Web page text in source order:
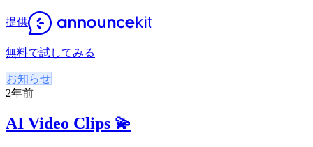
提供
無料で試してみる
お知らせ
2年前
AI Video Clips 💫